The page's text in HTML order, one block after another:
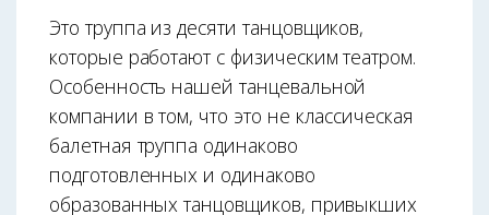
Это труппа из десяти танцовщиков,
которые работают с физическим театром.
Особенность нашей танцевальной
компании в том, что это не классическая
балетная труппа одинаково
подготовленных и одинаково
образованных танцовщиков, привыкших